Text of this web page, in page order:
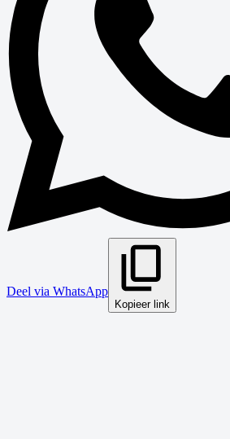
Deel via WhatsApp
Kopieer link